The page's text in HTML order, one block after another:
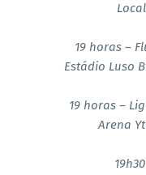
19 horas –
Estádio Luso
19 horas –
Arena